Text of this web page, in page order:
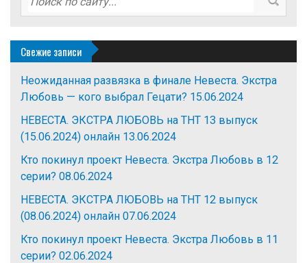
Свежие записи
Неожиданная развязка в финале Невеста. Экстра
Любовь — кого выбрал Гецати? 15.06.2024
НЕВЕСТА. ЭКСТРА ЛЮБОВЬ на ТНТ 13 выпуск
(15.06.2024) онлайн 13.06.2024
Кто покинул проект Невеста. Экстра Любовь в 12
серии? 08.06.2024
НЕВЕСТА. ЭКСТРА ЛЮБОВЬ на ТНТ 12 выпуск
(08.06.2024) онлайн 07.06.2024
Кто покинул проект Невеста. Экстра Любовь в 11
серии? 02.06.2024